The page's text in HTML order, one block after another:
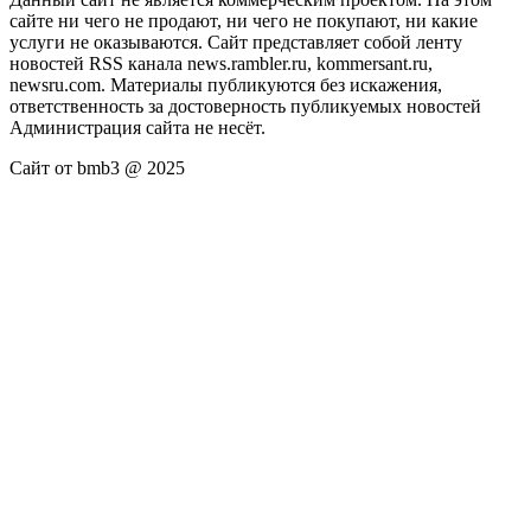
сайте ни чего не продают, ни чего не покупают, ни какие
услуги не оказываются. Сайт представляет собой ленту
новостей RSS канала news.rambler.ru, kommersant.ru,
newsru.com. Материалы публикуются без искажения,
ответственность за достоверность публикуемых новостей
Администрация сайта не несёт.
Сайт от bmb3 @ 2025